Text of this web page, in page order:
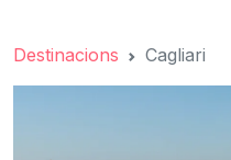
Destinacions Cagliari